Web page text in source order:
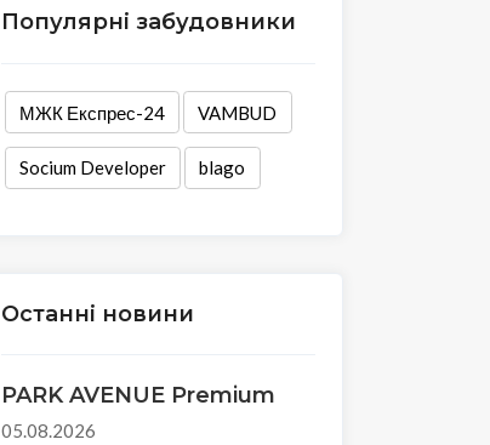
Популярні забудовники
МЖК Експрес-24 VAMBUD
Socium Developer blago
Останні новини
PARK AVENUE Premium
05.08.2026